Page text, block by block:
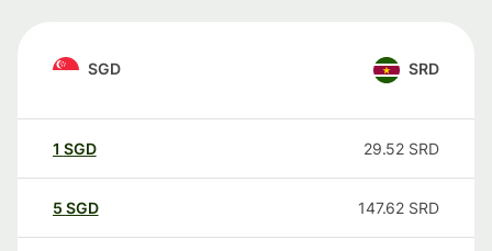
SGD SRD
1 SGD 29.52 SRD
5 SGD 147.62 SRD